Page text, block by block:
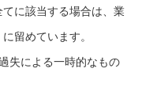
に該当する場合は、業
留めています。
失による一時的なもの